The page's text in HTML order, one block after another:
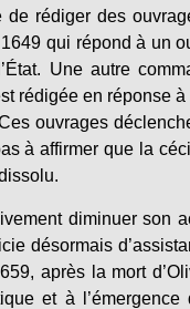
rédiger des
qui répond à un
Une autre
rédigée en réponse
ouvrages
à affirmer que la
diminuer son
désormais
après la mort
et à